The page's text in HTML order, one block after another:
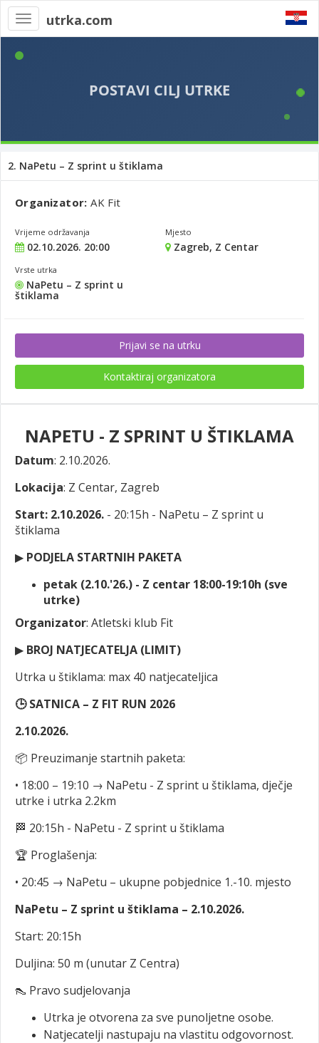
Toggle
navigation
utrka.com
2. NaPetu – Z sprint u štiklama
Organizator:AK Fit
Vrijeme održavanja
02.10.2026. 20:00
Mjesto
Zagreb, Z Centar
Vrste utrka
NaPetu – Z sprint u
štiklama
Prijavi se na utrku
Kontaktiraj organizatora
NAPETU - Z SPRINT U ŠTIKLAMA
Datum: 2.10.2026.
Lokacija: Z Centar, Zagreb
Start: 2.10.2026. - 20:15h - NaPetu – Z sprint u
štiklama
▶ PODJELA STARTNIH PAKETA
petak (2.10.'26.) - Z centar 18:00-19:10h (sve
utrke)
Organizator: Atletski klub Fit
▶ BROJ NATJECATELJA (LIMIT)
Utrka u štiklama: max 40 natjecateljica
🕒 SATNICA – Z FIT RUN 2026
2.10.2026.
📦 Preuzimanje startnih paketa:
• 18:00 – 19:10 → NaPetu - Z sprint u štiklama, dječje
utrke i utrka 2.2km
🏁 20:15h - NaPetu - Z sprint u štiklama
🏆 Proglašenja:
• 20:45 → NaPetu – ukupne pobjednice 1.-10. mjesto
NaPetu – Z sprint u štiklama – 2.10.2026.
Start: 20:15h
Duljina: 50 m (unutar Z Centra)
👠 Pravo sudjelovanja
Utrka je otvorena za sve punoljetne osobe.
Natjecatelji nastupaju na vlastitu odgovornost.